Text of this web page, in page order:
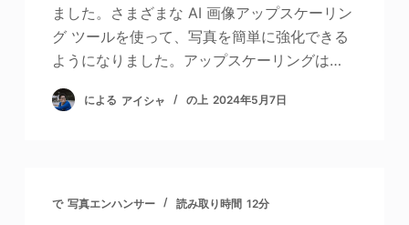
ました。さまざまな AI 画像アップスケーリン
グ ツールを使って、写真を簡単に強化できる
ようになりました。アップスケーリングは…
による アイシャ の上 2024年5月7日
で 写真エンハンサー 読み取り時間 12分